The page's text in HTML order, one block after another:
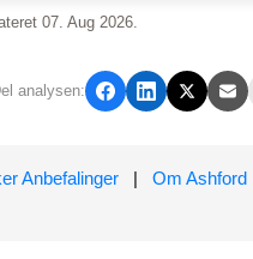
07. Aug 2026.
analysen:
Anbefalinger |
Om Ashford